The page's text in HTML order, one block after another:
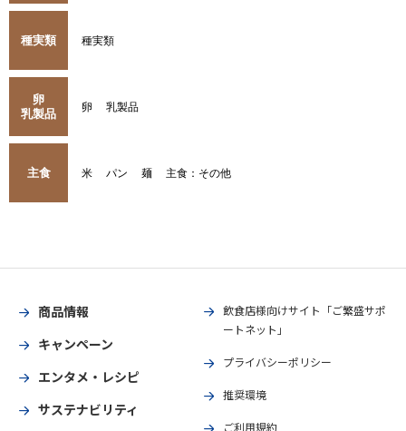
種実類 種実類
卵
乳製品
卵 乳製品
主食 米 パン 麺 主食：その他
商品情報
キャンペーン
エンタメ・レシピ
サステナビリティ
飲食店様向けサイト「ご繁盛サポ
ートネット」
プライバシーポリシー
推奨環境
ご利用規約